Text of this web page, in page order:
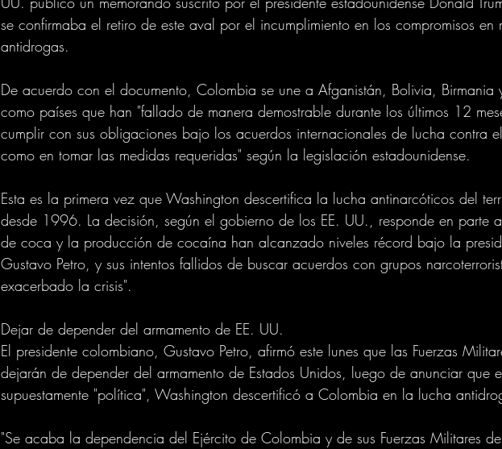
se confirmaba el retiro de este aval por el incumplimiento en los compromisos en
antidrogas.
De acuerdo con el documento, Colombia se une a Afganistán, Bolivia, Birmania
como países que han "fallado de manera demostrable durante los últimos 12
cumplir con sus obligaciones bajo los acuerdos internacionales de lucha contra
como en tomar las medidas requeridas" según la legislación estadounidense.
Esta es la primera vez que Washington descertifica la lucha antinarcóticos del
desde 1996. La decisión, según el gobierno de los EE. UU., responde en parte
de coca y la producción de cocaína han alcanzado niveles récord bajo la
Gustavo Petro, y sus intentos fallidos de buscar acuerdos con grupos
exacerbado la crisis".
Dejar de depender del armamento de EE. UU.
El presidente colombiano, Gustavo Petro, afirmó este lunes que las Fuerzas
dejarán de depender del armamento de Estados Unidos, luego de anunciar que
supuestamente "política", Washington descertificó a Colombia en la lucha
"Se acaba la dependencia del Ejército de Colombia y de sus Fuerzas Militares